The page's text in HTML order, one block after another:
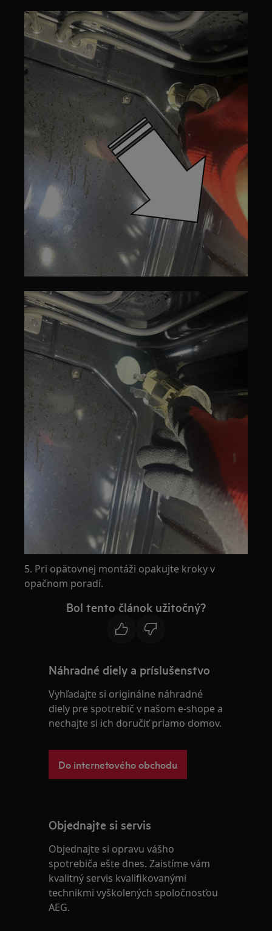
5. Pri opätovnej montáži opakujte kroky v
opačnom poradí.
Bol tento článok užitočný?
Náhradné diely a príslušenstvo
Vyhľadajte si originálne náhradné
diely pre spotrebič v našom e-shope a
nechajte si ich doručiť priamo domov.
Do internetového obchodu
Objednajte si servis
Objednajte si opravu vášho
spotrebiča ešte dnes. Zaistíme vám
kvalitný servis kvalifikovanými
technikmi vyškolených spoločnosťou
AEG.